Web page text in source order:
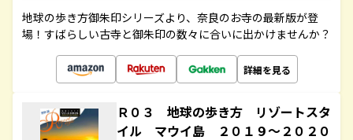
地球の歩き方御朱印シリーズより、奈良のお寺の最新版が登
場！すばらしい古寺と御朱印の数々に合いに出かけませんか？
詳細を見る
Ｒ０３ 地球の歩き方 リゾートスタ
イル マウイ島 ２０１９～２０２０